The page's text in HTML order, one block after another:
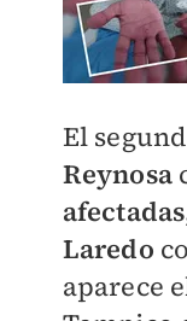
El
Reynosa
Laredo
aparece